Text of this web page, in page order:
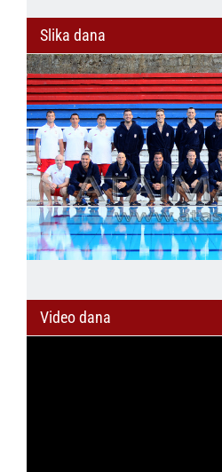
Slika dana
Video dana